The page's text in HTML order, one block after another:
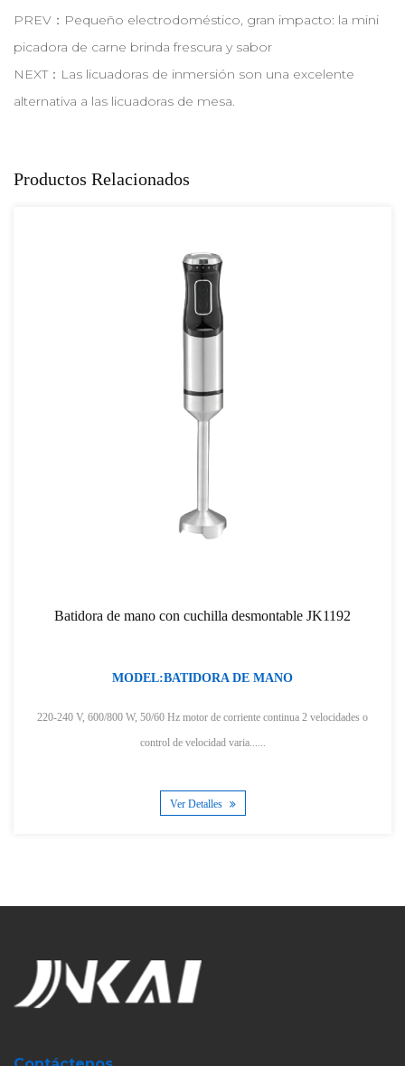
PREV：Pequeño electrodoméstico, gran impacto: la mini
picadora de carne brinda frescura y sabor
NEXT：Las licuadoras de inmersión son una excelente
alternativa a las licuadoras de mesa.
Productos Relacionados
Batidora de mano con cuchilla desmontable JK1192
MODEL:BATIDORA DE MANO
220-240 V, 600/800 W, 50/60 Hz motor de corriente continua 2 velocidades o
control de velocidad varia......
Ver Detalles